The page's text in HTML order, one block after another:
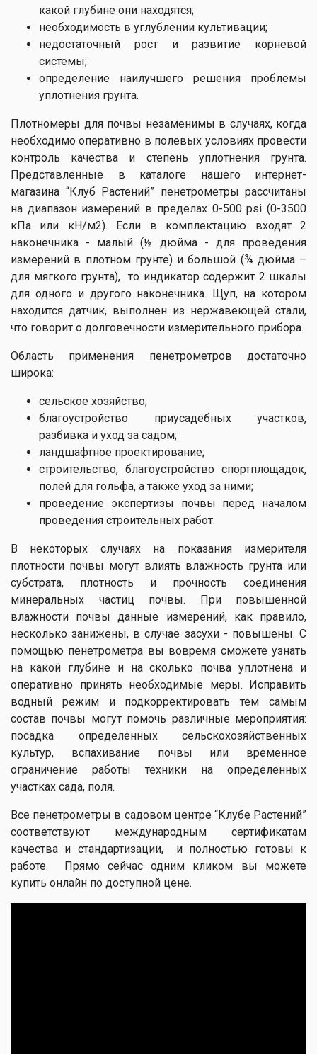
какой глубине они находятся;
необходимость в углублении культивации;
недостаточный рост и развитие корневой
системы;
определение наилучшего решения проблемы
уплотнения грунта.
Плотномеры для почвы незаменимы в случаях, когда
необходимо оперативно в полевых условиях провести
контроль качества и степень уплотнения грунта.
Представленные в каталоге нашего интернет-
магазина “Клуб Растений” пенетрометры рассчитаны
на диапазон измерений в пределах 0-500 psi (0-3500
кПа или кН/м2). Если в комплектацию входят 2
наконечника - малый (½ дюйма - для проведения
измерений в плотном грунте) и большой (¾ дюйма –
для мягкого грунта), то индикатор содержит 2 шкалы
для одного и другого наконечника. Щуп, на котором
находится датчик, выполнен из нержавеющей стали,
что говорит о долговечности измерительного прибора.
Область применения пенетрометров достаточно
широка:
сельское хозяйство;
благоустройство приусадебных участков,
разбивка и уход за садом;
ландшафтное проектирование;
строительство, благоустройство спортплощадок,
полей для гольфа, а также уход за ними;
проведение экспертизы почвы перед началом
проведения строительных работ.
В некоторых случаях на показания измерителя
плотности почвы могут влиять влажность грунта или
субстрата, плотность и прочность соединения
минеральных частиц почвы. При повышенной
влажности почвы данные измерений, как правило,
несколько занижены, в случае засухи - повышены. С
помощью пенетрометра вы вовремя сможете узнать
на какой глубине и на сколько почва уплотнена и
оперативно принять необходимые меры. Исправить
водный режим и подкорректировать тем самым
состав почвы могут помочь различные мероприятия:
посадка определенных сельскохозяйственных
культур, вспахивание почвы или временное
ограничение работы техники на определенных
участках сада, поля.
Все пенетрометры в садовом центре “Клубе Растений”
соответствуют международным сертификатам
качества и стандартизации, и полностью готовы к
работе. Прямо сейчас одним кликом вы можете
купить онлайн по доступной цене.